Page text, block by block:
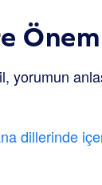
yorumun
dillerinde